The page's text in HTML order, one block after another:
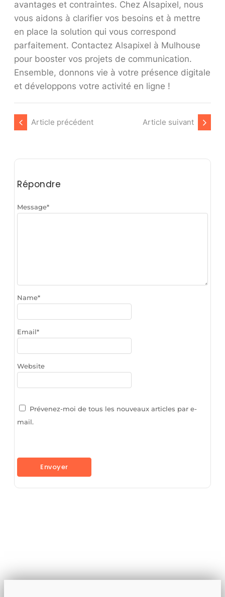
avantages et contraintes. Chez Alsapixel, nous
vous aidons à clarifier vos besoins et à mettre
en place la solution qui vous correspond
parfaitement. Contactez Alsapixel à Mulhouse
pour booster vos projets de communication.
Ensemble, donnons vie à votre présence digitale
et développons votre activité en ligne !
Article précédent Article suivant
Répondre
Message*
Name*
Email*
Website
Prévenez-moi de tous les nouveaux articles par e-
mail.